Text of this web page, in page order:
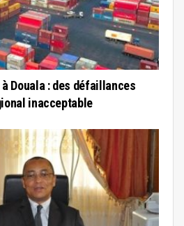
Douala : des défaillances
inacceptable